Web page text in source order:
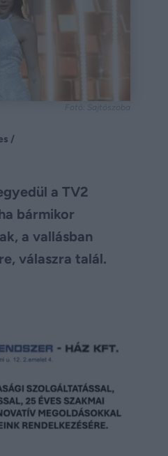
/
a TV2
bármikor
a vallásban
válaszra talál.